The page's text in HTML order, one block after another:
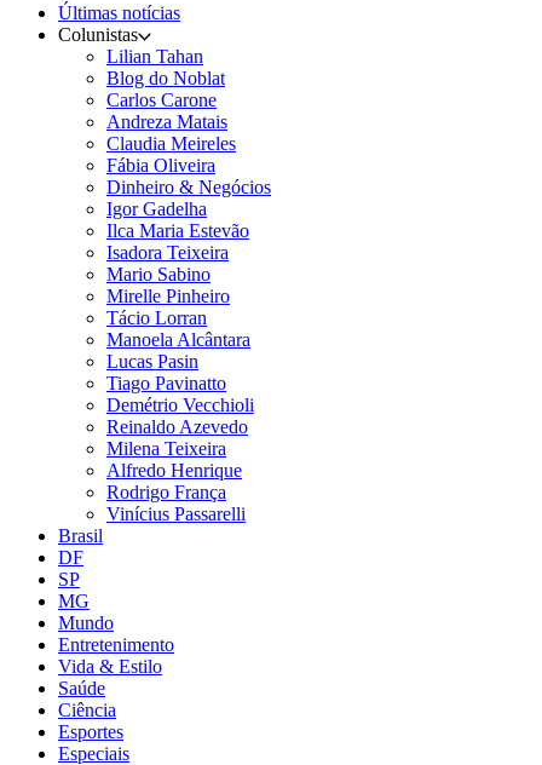
Últimas notícias
Colunistas
Lilian Tahan
Blog do Noblat
Carlos Carone
Andreza Matais
Claudia Meireles
Fábia Oliveira
Dinheiro & Negócios
Igor Gadelha
Ilca Maria Estevão
Isadora Teixeira
Mario Sabino
Mirelle Pinheiro
Tácio Lorran
Manoela Alcântara
Lucas Pasin
Tiago Pavinatto
Demétrio Vecchioli
Reinaldo Azevedo
Milena Teixeira
Alfredo Henrique
Rodrigo França
Vinícius Passarelli
Brasil
DF
SP
MG
Mundo
Entretenimento
Vida & Estilo
Saúde
Ciência
Esportes
Especiais